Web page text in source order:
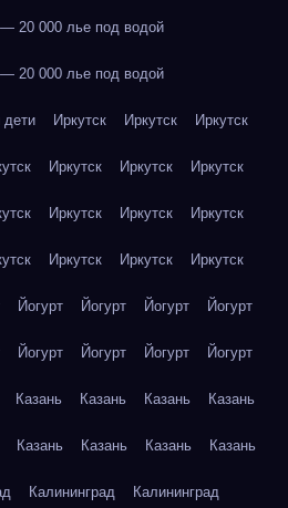
20 000 лье под водой
20 000 лье под водой
Иркутск Иркутск Иркутск
Иркутск Иркутск Иркутск
Иркутск Иркутск Иркутск
Иркутск Иркутск Иркутск
Йогурт Йогурт Йогурт Йогурт
Йогурт Йогурт Йогурт Йогурт
Казань Казань Казань Казань
Казань Казань Казань Казань
Калининград Калининград